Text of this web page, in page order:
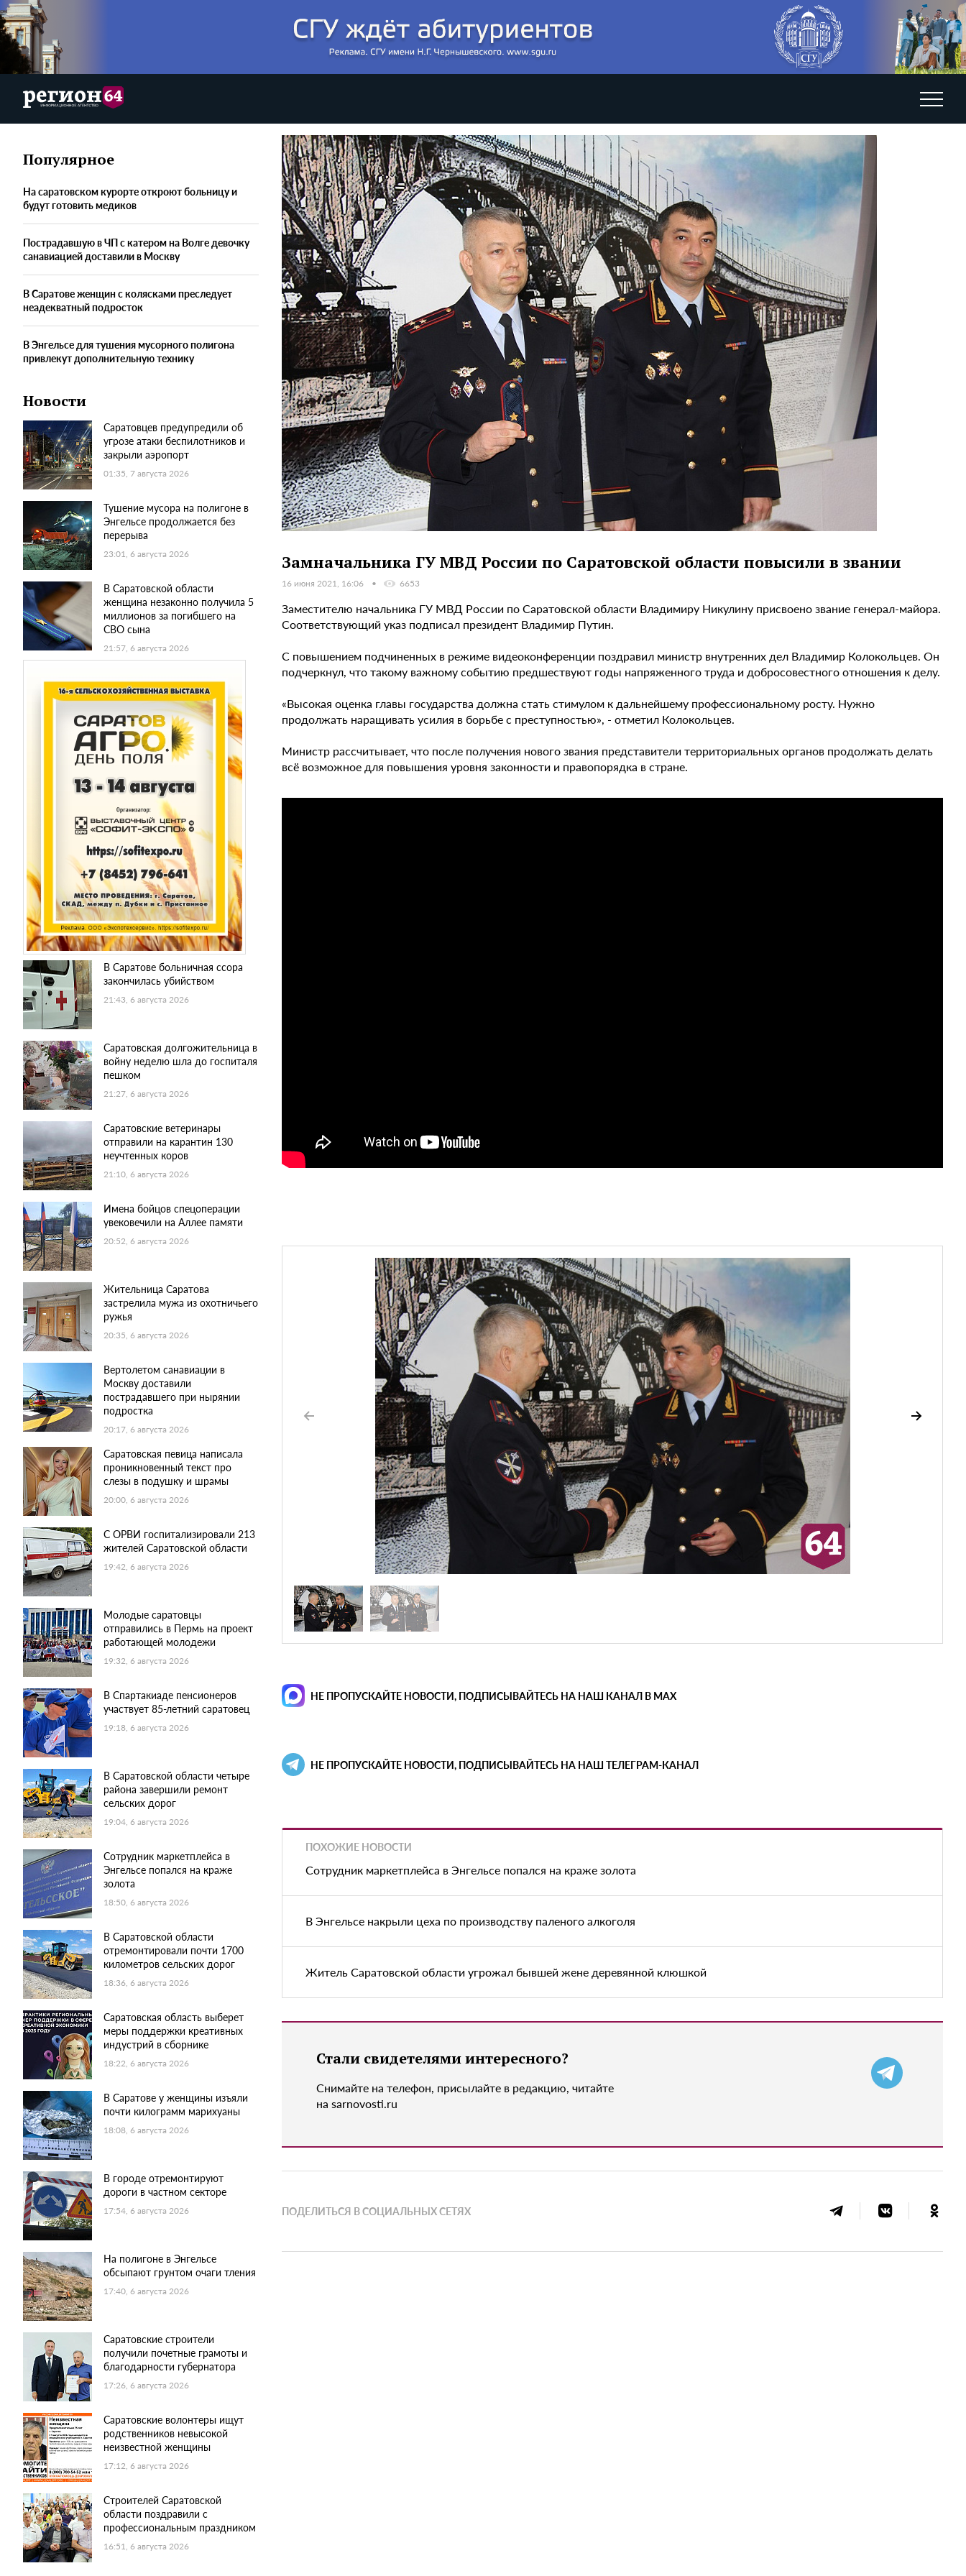
Популярное
На саратовском курорте откроют больницу и
будут готовить медиков
Пострадавшую в ЧП с катером на Волге девочку
санавиацией доставили в Москву
В Саратове женщин с колясками преследует
неадекватный подросток
В Энгельсе для тушения мусорного полигона
привлекут дополнительную технику
Новости
Саратовцев предупредили об
угрозе атаки беспилотников и
закрыли аэропорт
01:35, 7 августа 2026
Тушение мусора на полигоне в
Энгельсе продолжается без
перерыва
23:01, 6 августа 2026
В Саратовской области
женщина незаконно получила 5
миллионов за погибшего на
СВО сына
21:57, 6 августа 2026
В Саратове больничная ссора
закончилась убийством
21:43, 6 августа 2026
Саратовская долгожительница в
войну неделю шла до госпиталя
пешком
21:27, 6 августа 2026
Саратовские ветеринары
отправили на карантин 130
неучтенных коров
21:10, 6 августа 2026
Имена бойцов спецоперации
увековечили на Аллее памяти
20:52, 6 августа 2026
Жительница Саратова
застрелила мужа из охотничьего
ружья
20:35, 6 августа 2026
Вертолетом санавиации в
Москву доставили
пострадавшего при нырянии
подростка
20:17, 6 августа 2026
Саратовская певица написала
проникновенный текст про
слезы в подушку и шрамы
20:00, 6 августа 2026
С ОРВИ госпитализировали 213
жителей Саратовской области
19:42, 6 августа 2026
Молодые саратовцы
отправились в Пермь на проект
работающей молодежи
19:32, 6 августа 2026
В Спартакиаде пенсионеров
участвует 85-летний саратовец
19:18, 6 августа 2026
В Саратовской области четыре
района завершили ремонт
сельских дорог
19:04, 6 августа 2026
Сотрудник маркетплейса в
Энгельсе попался на краже
золота
18:50, 6 августа 2026
В Саратовской области
отремонтировали почти 1700
километров сельских дорог
18:36, 6 августа 2026
Саратовская область выберет
меры поддержки креативных
индустрий в сборнике
18:22, 6 августа 2026
В Саратове у женщины изъяли
почти килограмм марихуаны
18:08, 6 августа 2026
В городе отремонтируют
дороги в частном секторе
17:54, 6 августа 2026
На полигоне в Энгельсе
обсыпают грунтом очаги тления
17:40, 6 августа 2026
Саратовские строители
получили почетные грамоты и
благодарности губернатора
17:26, 6 августа 2026
Саратовские волонтеры ищут
родственников невысокой
неизвестной женщины
17:12, 6 августа 2026
Строителей Саратовской
области поздравили с
профессиональным праздником
16:51, 6 августа 2026
Замначальника ГУ МВД России по Саратовской области повысили в звании
16 июня 2021, 16:06 6653
Заместителю начальника ГУ МВД России по Саратовской области Владимиру Никулину присвоено звание генерал-майора.
Соответствующий указ подписал президент Владимир Путин.
С повышением подчиненных в режиме видеоконференции поздравил министр внутренних дел Владимир Колокольцев. Он
подчеркнул, что такому важному событию предшествуют годы напряженного труда и добросовестного отношения к делу.
«Высокая оценка главы государства должна стать стимулом к дальнейшему профессиональному росту. Нужно
продолжать наращивать усилия в борьбе с преступностью», - отметил Колокольцев.
Министр рассчитывает, что после получения нового звания представители территориальных органов продолжать делать
всё возможное для повышения уровня законности и правопорядка в стране.
НЕ ПРОПУСКАЙТЕ НОВОСТИ, ПОДПИСЫВАЙТЕСЬ НА НАШ КАНАЛ В MAX
НЕ ПРОПУСКАЙТЕ НОВОСТИ, ПОДПИСЫВАЙТЕСЬ НА НАШ ТЕЛЕГРАМ-КАНАЛ
ПОХОЖИЕ НОВОСТИ
Сотрудник маркетплейса в Энгельсе попался на краже золота
В Энгельсе накрыли цеха по производству паленого алкоголя
Житель Саратовской области угрожал бывшей жене деревянной клюшкой
Стали свидетелями интересного?
Снимайте на телефон, присылайте в редакцию, читайте
на sarnovosti.ru
ПОДЕЛИТЬСЯ В СОЦИАЛЬНЫХ СЕТЯХ